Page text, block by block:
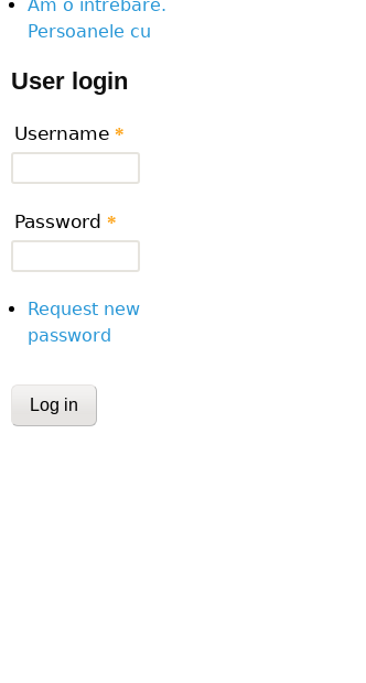
Am o intrebare.
Persoanele cu
User login
Username *
Password *
Request new
password
CAPTCHA